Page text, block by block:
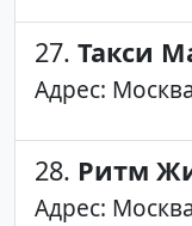
27. Такси
Адрес:
28. Ритм
Адрес: